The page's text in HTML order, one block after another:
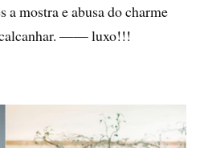
a mostra e abusa do charme
calcanhar. —— luxo!!!